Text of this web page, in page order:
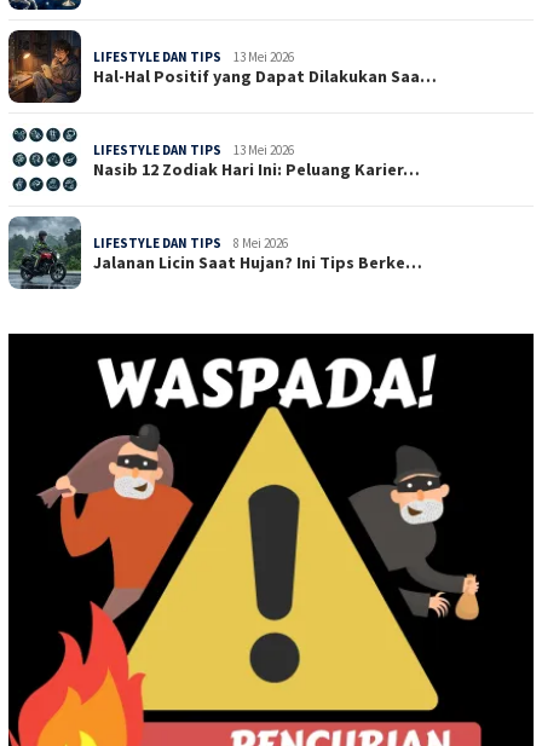
LIFESTYLE DAN TIPS 13 Mei 2026
Hal-Hal Positif yang Dapat Dilakukan Saa…
LIFESTYLE DAN TIPS 13 Mei 2026
Nasib 12 Zodiak Hari Ini: Peluang Karier…
LIFESTYLE DAN TIPS 8 Mei 2026
Jalanan Licin Saat Hujan? Ini Tips Berke…